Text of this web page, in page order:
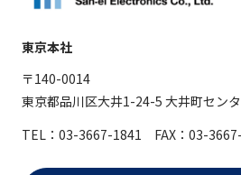
東京本社
〒140-0014
東京都品川区大井1-24-5 大井町セン
TEL：03-3667-1841 FAX：03-